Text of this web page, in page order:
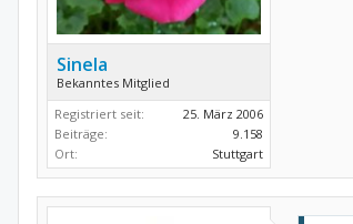
Sinela
Bekanntes Mitglied
Registriert seit:
25. März 2006
Beiträge:
9.158
Ort:
Stuttgart